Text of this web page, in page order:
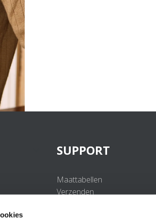
SUPPORT
Maattabellen
Verzenden